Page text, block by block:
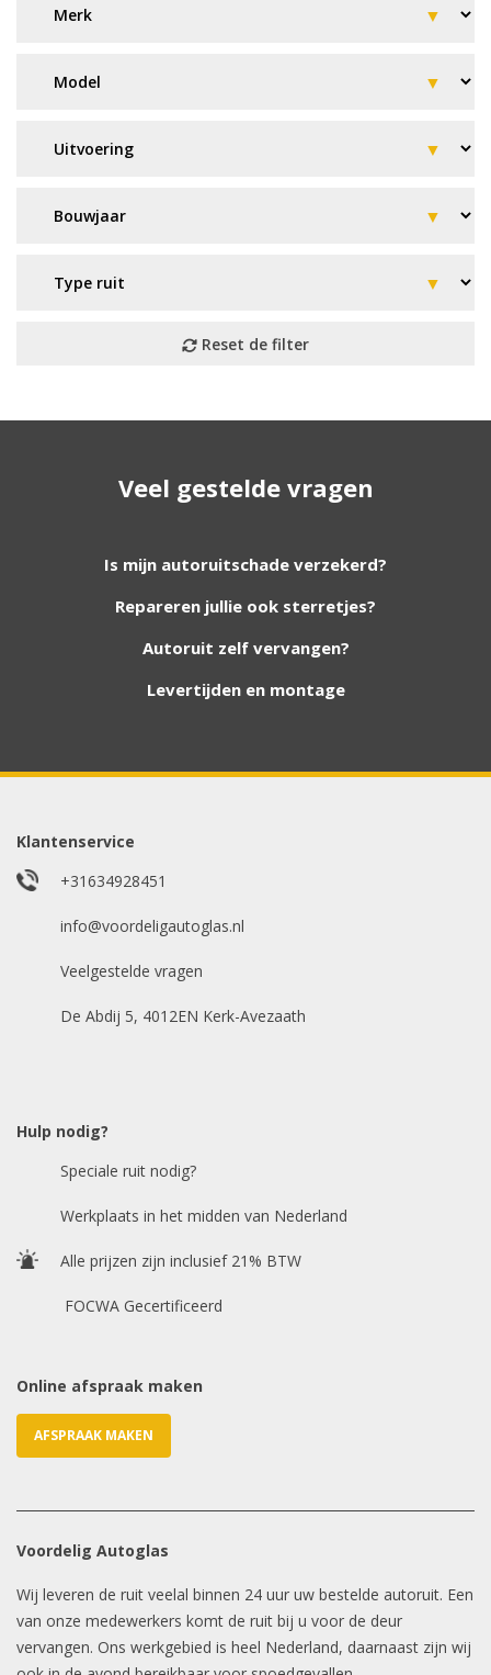
verder!
Wij zijn continu bezig met het toevoegen van
ruit er niet tussen? Grote kans dat wij deze wel
hebben. Vul het formulier in en wij nemen
whatsappje met foto van de ruit en uw auto
Uw merk auto
Bouwjaar
E-mailadres *
Veel gestelde vragen
Is mijn autoruitschade verzekerd?
Repareren jullie ook sterretjes?
Autoruit zelf vervangen?
Levertijden en montage
Klantenservice
+31634928451
info@voordeligautoglas.nl
Veelgestelde vragen
De Abdij 5, 4012EN Kerk-Avezaath
Hulp nodig?
Speciale ruit nodig?
Werkplaats in het midden van Nederland
Alle prijzen zijn inclusief 21% BTW
FOCWA Gecertificeerd
Online afspraak maken
AFSPRAAK MAKEN
Voordelig Autoglas
Wij leveren de ruit veelal binnen 24 uur uw bestelde autoruit. Een
van onze medewerkers komt de ruit bij u voor de deur
vervangen. Ons werkgebied is heel Nederland, daarnaast zijn wij